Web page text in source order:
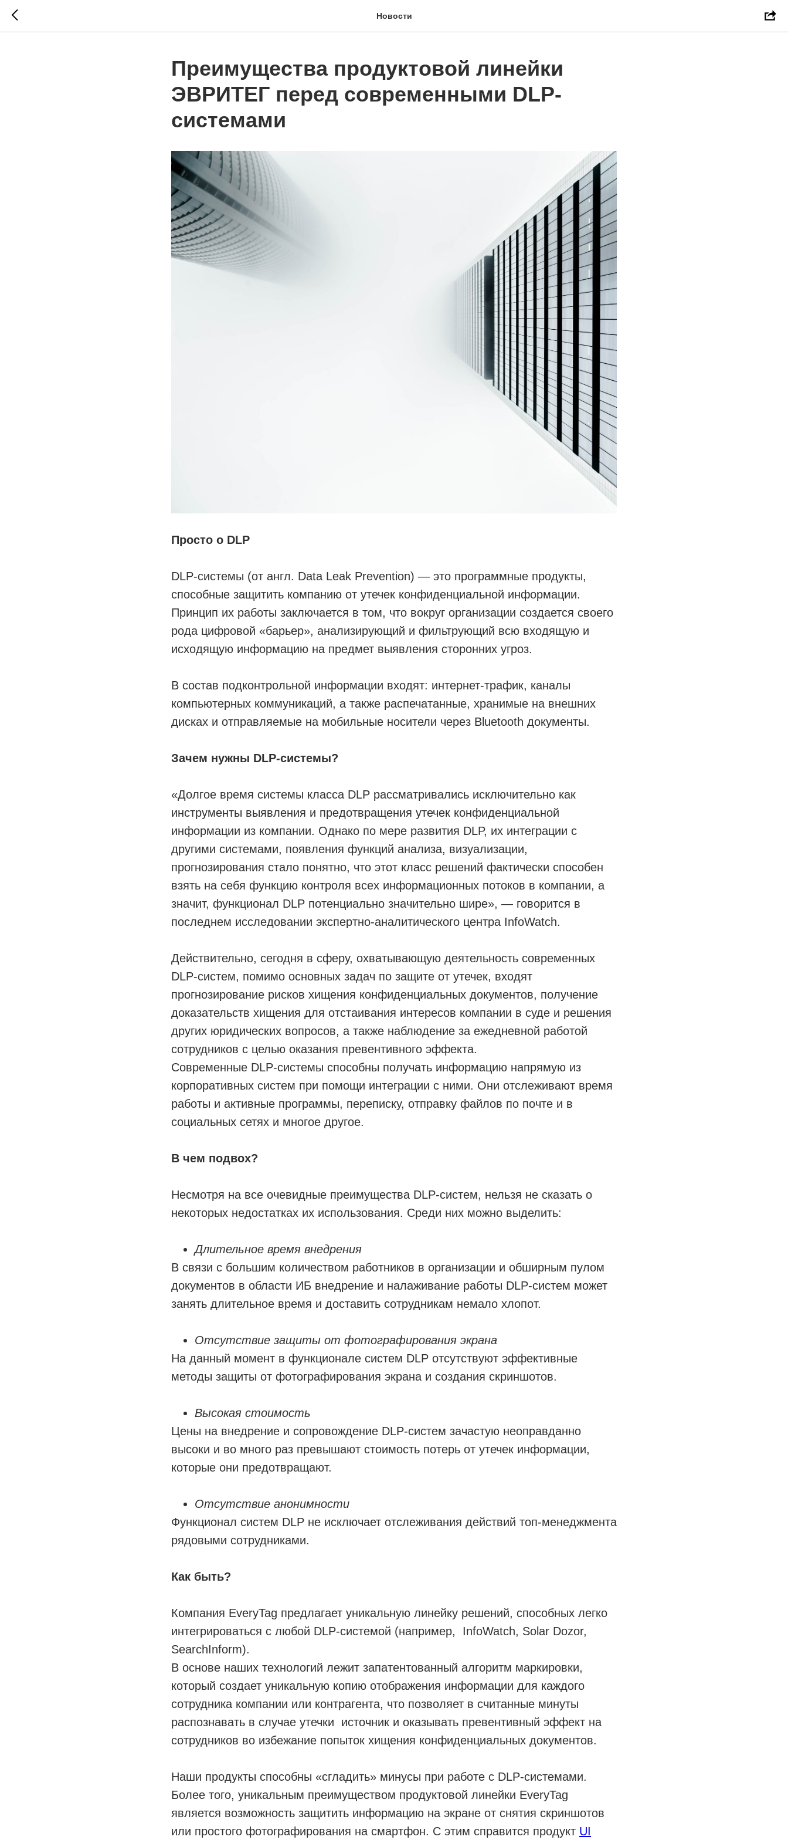
Новости
Преимущества продуктовой линейки
ЭВРИТЕГ перед современными DLP-
системами
Просто o DLP
DLP-системы (от англ. Data Leak Prevention) — это программные продукты,
способные защитить компанию от утечек конфиденциальной информации.
Принцип их работы заключается в том, что вокруг организации создается своего
рода цифровой «барьер», анализирующий и фильтрующий всю входящую и
исходящую информацию на предмет выявления сторонних угроз.
В состав подконтрольной информации входят: интернет-трафик, каналы
компьютерных коммуникаций, а также распечатанные, хранимые на внешних
дисках и отправляемые на мобильные носители через Bluetooth документы.
Зачем нужны DLP-системы?
«Долгое время системы класса DLP рассматривались исключительно как
инструменты выявления и предотвращения утечек конфиденциальной
информации из компании. Однако по мере развития DLP, их интеграции с
другими системами, появления функций анализа, визуализации,
прогнозирования стало понятно, что этот класс решений фактически способен
взять на себя функцию контроля всех информационных потоков в компании, а
значит, функционал DLP потенциально значительно шире», — говорится в
последнем исследовании экспертно-аналитического центра InfoWatch.
Действительно, сегодня в сферу, охватывающую деятельность современных
DLP-систем, помимо основных задач по защите от утечек, входят
прогнозирование рисков хищения конфиденциальных документов, получение
доказательств хищения для отстаивания интересов компании в суде и решения
других юридических вопросов, а также наблюдение за ежедневной работой
сотрудников с целью оказания превентивного эффекта.
Современные DLP-системы способны получать информацию напрямую из
корпоративных систем при помощи интеграции с ними. Они отслеживают время
работы и активные программы, переписку, отправку файлов по почте и в
социальных сетях и многое другое.
В чем подвох?
Несмотря на все очевидные преимущества DLP-систем, нельзя не сказать о
некоторых недостатках их использования. Среди них можно выделить:
Длительное время внедрения
В связи с большим количеством работников в организации и обширным пулом
документов в области ИБ внедрение и налаживание работы DLP-систем может
занять длительное время и доставить сотрудникам немало хлопот.
Отсутствие защиты от фотографирования экрана
На данный момент в функционале систем DLP отсутствуют эффективные
методы защиты от фотографирования экрана и создания скриншотов.
Высокая стоимость
Цены на внедрение и сопровождение DLP-систем зачастую неоправданно
высоки и во много раз превышают стоимость потерь от утечек информации,
которые они предотвращают.
Отсутствие анонимности
Функционал систем DLP не исключает отслеживания действий топ-менеджмента
рядовыми сотрудниками.
Как быть?
Компания EveryTag предлагает уникальную линейку решений, способных легко
интегрироваться с любой DLP-системой (например, InfoWatch, Solar Dozor,
SearchInform).
В основе наших технологий лежит запатентованный алгоритм маркировки,
который создает уникальную копию отображения информации для каждого
сотрудника компании или контрагента, что позволяет в считанные минуты
распознавать в случае утечки источник и оказывать превентивный эффект на
сотрудников во избежание попыток хищения конфиденциальных документов.
Наши продукты способны «сгладить» минусы при работе с DLP-системами.
Более того, уникальным преимуществом продуктовой линейки EveryTag
является возможность защитить информацию на экране от снятия скриншотов
или простого фотографирования на смартфон. С этим справится продукт UI